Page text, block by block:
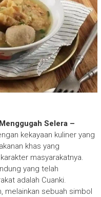
Selera –
kekayaan kuliner yang
khas yang
masyarakatnya.
yang telah
adalah Cuanki.
melainkan sebuah simbol